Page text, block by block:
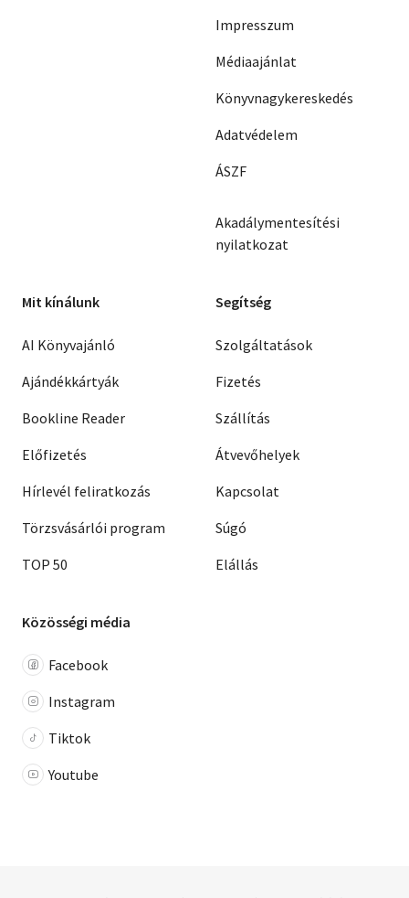
Impresszum
Médiaajánlat
Könyvnagykereskedés
Adatvédelem
ÁSZF
Akadálymentesítési
nyilatkozat
Mit kínálunk
AI Könyvajánló
Ajándékkártyák
Bookline Reader
Előfizetés
Hírlevél feliratkozás
Törzsvásárlói program
TOP 50
Segítség
Szolgáltatások
Fizetés
Szállítás
Átvevőhelyek
Kapcsolat
Súgó
Elállás
Közösségi média
Facebook
Instagram
Tiktok
Youtube